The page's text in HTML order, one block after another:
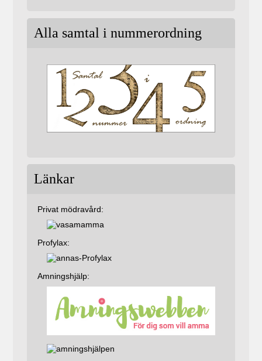
Alla samtal i nummerordning
Länkar
Privat mödravård:
Profylax:
Amningshjälp: